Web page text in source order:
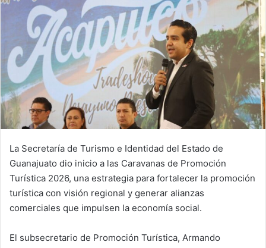
La Secretaría de Turismo e Identidad del Estado de
Guanajuato dio inicio a las Caravanas de Promoción
Turística 2026, una estrategia para fortalecer la promoción
turística con visión regional y generar alianzas
comerciales que impulsen la economía social.
El subsecretario de Promoción Turística, Armando